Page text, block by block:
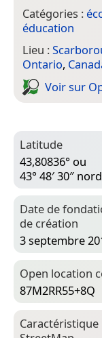
Catégories :
éducation
Lieu :
Ontario,
Voir sur
Latitude
43,80836° ou
43° 48′ 30″ nord
Date de
de création
3 septembre
Open location
87M2RR55+8Q